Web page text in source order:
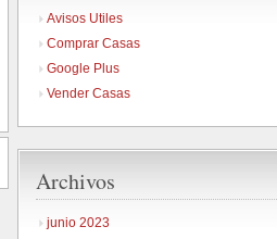
Avisos Utiles
Comprar Casas
Google Plus
Vender Casas
Archivos
junio 2023